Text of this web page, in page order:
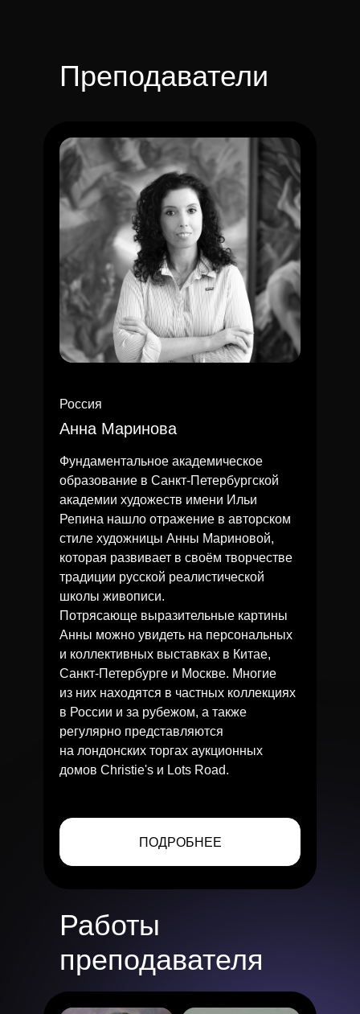
Россия
Анна Маринова
Фундаментальное академическое
образование в Санкт-Петербургской
академии художеств имени Ильи
Репина нашло отражение в авторском
стиле художницы Анны Мариновой,
которая развивает в своём творчестве
традиции русской реалистической
школы живописи.
Потрясающе выразительные картины
Анны можно увидеть на персональных
и коллективных выставках в Китае,
Санкт-Петербурге и Москве. Многие
из них находятся в частных коллекциях
в России и за рубежом, а также
регулярно представляются
на лондонских торгах аукционных
домов Christie's и Lots Road.
ПОДРОБНЕЕ
Преподаватели
Работы
преподавателя